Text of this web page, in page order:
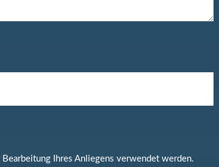
Ihres Anliegens verwendet werden.